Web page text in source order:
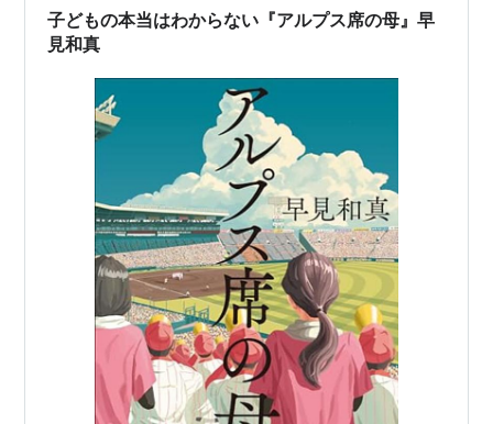
っているかなんて、ほんとうは…
子どもの本当はわからない『アルプス席の母』早
見和真